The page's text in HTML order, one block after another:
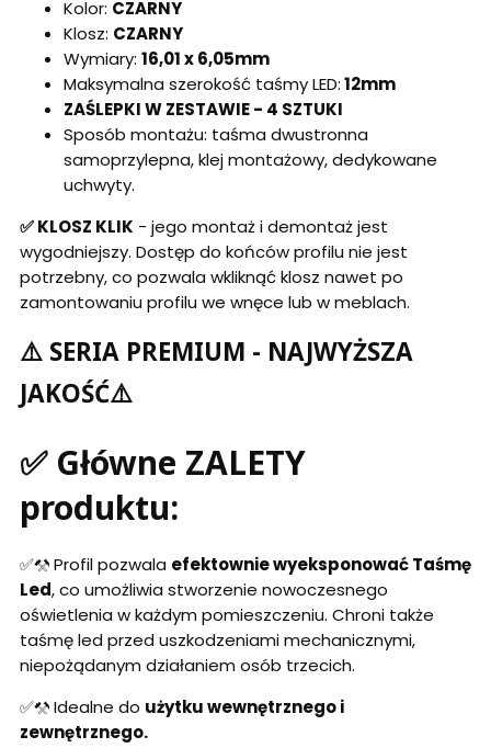
Kolor: CZARNY
Klosz: CZARNY
Wymiary: 16,01 x 6,05mm
Maksymalna szerokość taśmy LED:12mm
ZAŚLEPKI W ZESTAWIE - 4 SZTUKI
Sposób montażu: taśma dwustronna
samoprzylepna, klej montażowy, dedykowane
uchwyty.
✅ KLOSZ KLIK - jego montaż i demontaż jest
wygodniejszy. Dostęp do końców profilu nie jest
potrzebny, co pozwala wkliknąć klosz nawet po
zamontowaniu profilu we wnęce lub w meblach.
⚠️ SERIA PREMIUM - NAJWYŻSZA
JAKOŚĆ⚠️
✅ Główne ZALETY
produktu:
✅⚒️ Profil pozwala efektownie wyeksponować Taśmę
Led, co umożliwia stworzenie nowoczesnego
oświetlenia w każdym pomieszczeniu. Chroni także
taśmę led przed uszkodzeniami mechanicznymi,
niepożądanym działaniem osób trzecich.
✅⚒️ Idealne do użytku wewnętrznego i
zewnętrznego.